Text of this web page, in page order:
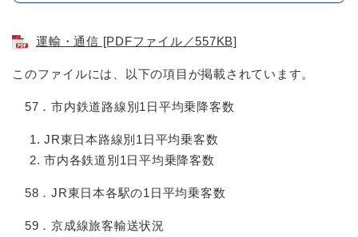
運輸・通信 [PDFファイル／557KB]
このファイルには、以下の項目が掲載されています。
57．市内鉄道路線別1日平均乗降客数
JR東日本路線別1日平均乗客数
市内各鉄道別1日平均乗降客数
58．JR東日本各駅の1日平均乗客数
59．京成線旅客輸送状況